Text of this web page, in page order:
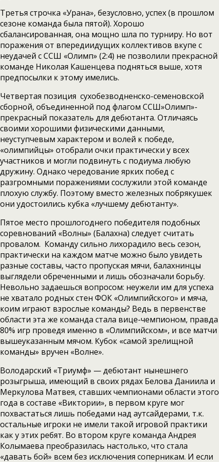
Третья строчка «Урана», безусловно, успех (в прошлом
сезоне команда была пятой). Хорошо
сбалансированная, она мощно шла по турниру. Но вот
поражения от впередиидущих коллективов вкупе с
неудачей с ССШ «Олимп» (2:4) не позволили прекрасной
команде Николая Кашенцева подняться выше, хотя
предпосылки к этому имелись.
Четвертая позиция сухобезводненско-семеновской
сборной, объединенной под флагом ССШ»Олимп»-
прекрасный показатель для дебютанта. Отличаясь
своими хорошими физическими данными,
неуступчевым характером и волей к победе,
«олимпийцы» отобрали очки практически у всех
участников и могли подвинуть с подиума любую
дружину. Однако чередование ярких побед с
разгромными поражениями сослужили этой команде
плохую службу. Поэтому вместо железных побрякушек
они удостоились кубка «лучшему дебютанту».
Пятое место прошлогоднего победителя подобных
соревнований «Волны» (Балахна) следует считать
провалом. Команду сильно лихорадило весь сезон,
практически на каждом матче можно было увидеть
разные составы, часто пропуская мячи, балахнинцы
выглядели обреченными и лишь обозначали борьбу.
Невольно задаешься вопросом: неужели им для успеха
не хватало родных стен ФОК «Олимпийского» и мяча,
коим играют взрослые команды? Ведь в первенстве
области эта же команда стала вице-чемпионом, правда
80% игр проведя именно в «Олимпийском», и все матчи
вышеуказанным мячом. Кубок «самой зрелищной
команды» вручен «Волне».
Володарский «Триумф» — дебютант нынешнего
розыгрыша, имеющий в своих рядах Белова Даниила и
Меркулова Матвея, ставших чемпионами области этого
года в составе «Виктории», в первом круге мог
похвастаться лишь победами над аутсайдерами, т.к.
остальные игроки не имели такой игровой практики
как у этих ребят. Во втором круге команда Андрея
Колымаева преобразилась настолько, что стала
«давать бой» всем без исключения соперникам. И если